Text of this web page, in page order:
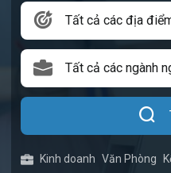
Tất cả các địa
Tất cả các ngành
Kinh doanh Văn Phòng